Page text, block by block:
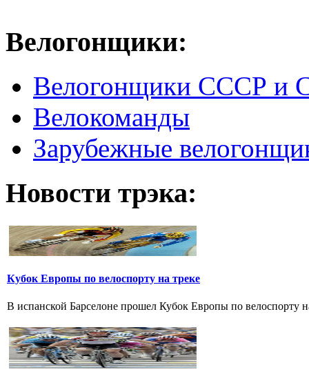
Велогонщики:
Велогонщики СССР и
Велокоманды
Зарубежные
Новости трэка:
Кубок Европы по велоспорту на треке
В испанской Барселоне прошел Кубок Европы по велоспорту